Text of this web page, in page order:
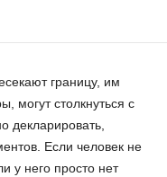
границу, им
могут столкнуться с
декларировать,
Если человек не
у него просто нет